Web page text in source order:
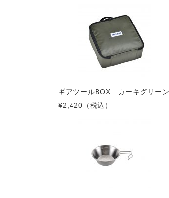
ギアツールBOX カーキグリーン
¥2,420 （税込）